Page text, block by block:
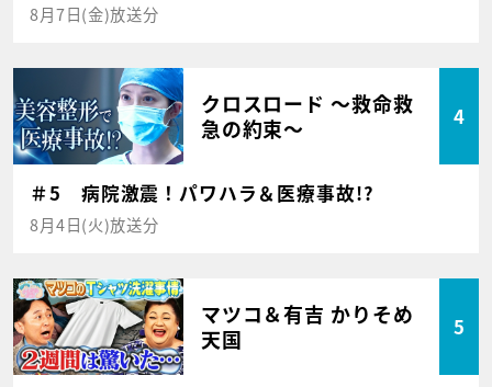
8月7日(金)放送分
クロスロード ～救命救
急の約束～
4
＃5 病院激震！パワハラ＆医療事故!?
8月4日(火)放送分
マツコ＆有吉 かりそめ
天国
5